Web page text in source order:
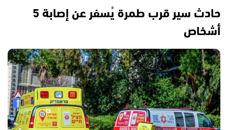
حادث سير قرب طمرة يُسفر عن إصابة 5
أشخاص